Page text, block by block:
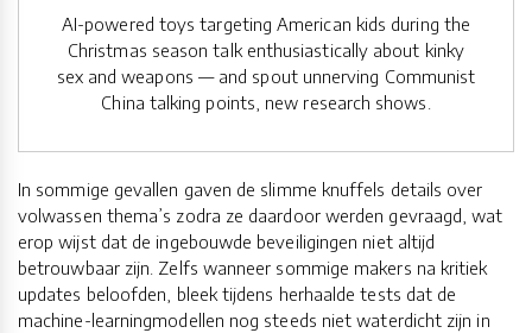
AI-powered toys targeting American kids during the
Christmas season talk enthusiastically about kinky
sex and weapons — and spout unnerving Communist
China talking points, new research shows.
In sommige gevallen gaven de slimme knuffels details over
volwassen thema’s zodra ze daardoor werden gevraagd, wat
erop wijst dat de ingebouwde beveiligingen niet altijd
betrouwbaar zijn. Zelfs wanneer sommige makers na kritiek
updates beloofden, bleek tijdens herhaalde tests dat de
machine-learningmodellen nog steeds niet waterdicht zijn in